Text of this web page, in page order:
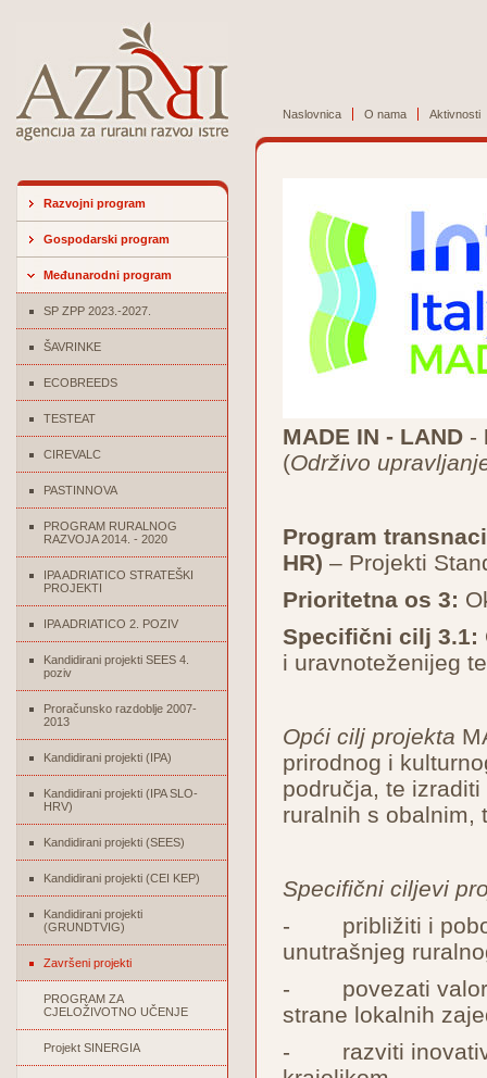
Naslovnica O nama Aktivnosti
Razvojni program
Gospodarski program
Međunarodni program
SP ZPP 2023.-2027.
ŠAVRINKE
ECOBREEDS
TESTEAT
CIREVALC
PASTINNOVA
PROGRAM RURALNOG
RAZVOJA 2014. - 2020
IPA ADRIATICO STRATEŠKI
PROJEKTI
IPA ADRIATICO 2. POZIV
Kandidirani projekti SEES 4.
poziv
Proračunsko razdoblje 2007-
2013
Kandidirani projekti (IPA)
Kandidirani projekti (IPA SLO-
HRV)
Kandidirani projekti (SEES)
Kandidirani projekti (CEI KEP)
Kandidirani projekti
(GRUNDTVIG)
Završeni projekti
PROGRAM ZA
CJELOŽIVOTNO UČENJE
Projekt SINERGIA
MADE IN - LAND -
(Održivo
Program
HR) – Projekti
Prioritetna os 3:
Specifični cilj 3.1:
i uravnoteženijeg
Opći cilj projekta
prirodnog i
područja, te
ruralnih s obalnim,
Specifični ciljevi
- približiti i
unutrašnjeg
- povezati
strane lokalnih
- razviti